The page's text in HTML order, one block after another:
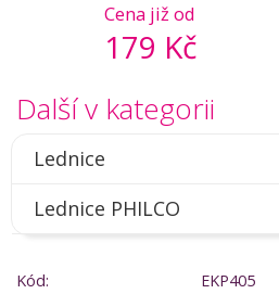
Cena již od
179 Kč
Další v kategorii
Lednice
Lednice PHILCO
Kód:
EKP405